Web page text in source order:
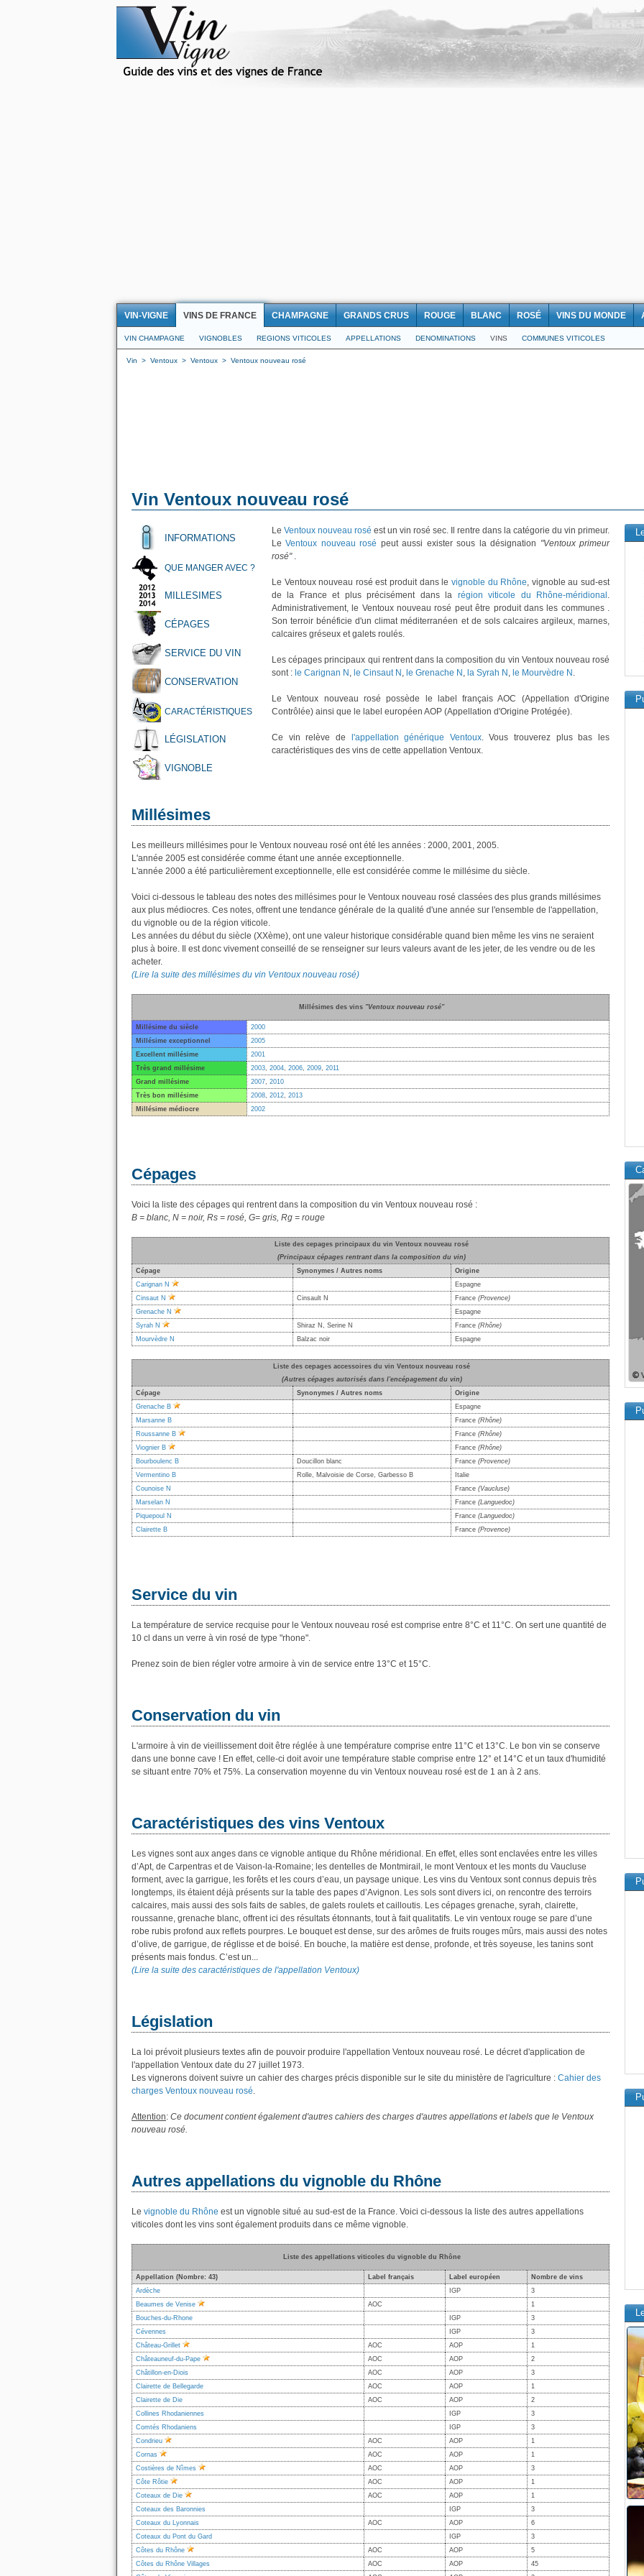
VIN-VIGNE VINS DE FRANCE CHAMPAGNE GRANDS CRUS ROUGE BLANC ROSÉ VINS DU MONDE
VIN CHAMPAGNE VIGNOBLES REGIONS VITICOLES APPELLATIONS DENOMINATIONS VINS COMMUNES VITICOLES
Vin > Ventoux > Ventoux > Ventoux nouveau rosé
Vin Ventoux nouveau rosé
INFORMATIONS
QUE MANGER AVEC ?
MILLESIMES
CÉPAGES
SERVICE DU VIN
CONSERVATION
CARACTÉRISTIQUES
LÉGISLATION
VIGNOBLE
Le Ventoux nouveau rosé est un vin rosé sec. Il rentre dans la catégorie du vin primeur.
LeVentoux nouveau rosé peut aussi exister sous la désignation "Ventoux primeur
rosé".
Le Ventoux nouveau rosé est produit dans le vignoble du Rhône, vignoble au sud-est
de la France et plus précisément dans la région viticole du Rhône-méridional .
Administrativement, le Ventoux nouveau rosé peut être produit dans les communes .
Son terroir bénéficie d'un climat méditerranéen et de sols calcaires argileux, marnes,
calcaires gréseux et galets roulés.
Les cépages principaux qui rentrent dans la composition du vin Ventoux nouveau rosé
sont : le Carignan N , le Cinsaut N , le Grenache N , la Syrah N , le Mourvèdre N .
Le Ventoux nouveau rosé possède le label français AOC (Appellation d'Origine
Contrôlée) ainsi que le label européen AOP (Appellation d'Origine Protégée).
Ce vin relève de l'appellation générique Ventoux. Vous trouverez plus bas les
caractéristiques des vins de cette appellation Ventoux.
Millésimes
Les meilleurs millésimes pour le Ventoux nouveau rosé ont été les années : 2000, 2001, 2005.
L'année 2005 est considérée comme étant une année exceptionnelle.
L'année 2000 a été particulièrement exceptionnelle, elle est considérée comme le millésime du siècle.
Voici ci-dessous le tableau des notes des millésimes pour le Ventoux nouveau rosé classées des plus grands millésimes
aux plus médiocres. Ces notes, offrent une tendance générale de la qualité d'une année sur l'ensemble de l'appellation,
du vignoble ou de la région viticole.
Les années du début du siècle (XXème), ont une valeur historique considérable quand bien même les vins ne seraient
plus à boire. Il est donc vivement conseillé de se renseigner sur leurs valeurs avant de les jeter, de les vendre ou de les
acheter.
(Lire la suite des millésimes du vin Ventoux nouveau rosé)
Millésimes des vins "Ventoux nouveau rosé"
Millésime du siècle
2000
Millésime exceptionnel
2005
Excellent millésime
2001
Très grand millésime
2003, 2004, 2006, 2009, 2011
Grand millésime
2007, 2010
Très bon millésime
2008, 2012, 2013
Millésime médiocre
2002
Cépages
Voici la liste des cépages qui rentrent dans la composition du vin Ventoux nouveau rosé :
B = blanc, N = noir, Rs = rosé, G= gris, Rg = rouge
Liste des cepages principaux du vin Ventoux nouveau rosé
(Principaux cépages rentrant dans la composition du vin)
Cépage
Synonymes / Autres noms
Origine
Carignan N
Espagne
Cinsaut N
Cinsault N France (Provence)
Grenache N
Espagne
Syrah N
Shiraz N, Serine N France (Rhône)
Mourvèdre N
Balzac noir Espagne
Liste des cepages accessoires du vin Ventoux nouveau rosé
(Autres cépages autorisés dans l'encépagement du vin)
Cépage
Synonymes / Autres noms
Origine
Grenache B
Espagne
Marsanne B
France (Rhône)
Roussanne B
France (Rhône)
Viognier B
France (Rhône)
Bourboulenc B
Doucillon blanc France (Provence)
Vermentino B
Rolle, Malvoisie de Corse, Garbesso B
Italie
Counoise N
France (Vaucluse)
Marselan N
France (Languedoc)
Piquepoul N
France (Languedoc)
Clairette B
France (Provence)
Service du vin
La température de service recquise pour le Ventoux nouveau rosé est comprise entre 8°C et 11°C. On sert une quantité de
10 cl dans un verre à vin rosé de type "rhone".
Prenez soin de bien régler votre armoire à vin de service entre 13°C et 15°C.
Conservation du vin
L'armoire à vin de vieillissement doit être réglée à une température comprise entre 11°C et 13°C. Le bon vin se conserve
dans une bonne cave ! En effet, celle-ci doit avoir une température stable comprise entre 12° et 14°C et un taux d'humidité
se situant entre 70% et 75%. La conservation moyenne du vin Ventoux nouveau rosé est de 1 an à 2 ans.
Caractéristiques des vins Ventoux
Les vignes sont aux anges dans ce vignoble antique du Rhône méridional. En effet, elles sont enclavées entre les villes
d’Apt, de Carpentras et de Vaison-la-Romaine; les dentelles de Montmirail, le mont Ventoux et les monts du Vaucluse
forment, avec la garrigue, les forêts et les cours d’eau, un paysage unique. Les vins du Ventoux sont connus depuis très
longtemps, ils étaient déjà présents sur la table des papes d’Avignon. Les sols sont divers ici, on rencontre des terroirs
calcaires, mais aussi des sols faits de sables, de galets roulets et cailloutis. Les cépages grenache, syrah, clairette,
roussanne, grenache blanc, offrent ici des résultats étonnants, tout à fait qualitatifs. Le vin ventoux rouge se pare d’une
robe rubis profond aux reflets pourpres. Le bouquet est dense, sur des arômes de fruits rouges mûrs, mais aussi des notes
d’olive, de garrigue, de réglisse et de boisé. En bouche, la matière est dense, profonde, et très soyeuse, les tanins sont
présents mais fondus. C’est un...
(Lire la suite des caractéristiques de l'appellation Ventoux)
Législation
La loi prévoit plusieurs textes afin de pouvoir produire l'appellation Ventoux nouveau rosé. Le décret d'application de
l'appellation Ventoux date du 27 juillet 1973.
Les vignerons doivent suivre un cahier des charges précis disponible sur le site du ministère de l'agriculture : Cahier des
charges Ventoux nouveau rosé.
Attention: Ce document contient également d'autres cahiers des charges d'autres appellations et labels que le Ventoux
nouveau rosé.
Autres appellations du vignoble du Rhône
Le vignoble du Rhône est un vignoble situé au sud-est de la France. Voici ci-dessous la liste des autres appellations
viticoles dont les vins sont également produits dans ce même vignoble.
Liste des appellations viticoles du vignoble du Rhône
Appellation (Nombre: 43) Label français Label européen
Nombre de vins
Ardèche
IGP
3
Beaumes de Venise
AOC
1
Bouches-du-Rhone
IGP
3
Cévennes
IGP
3
Château-Grillet
AOC AOP
1
Châteauneuf-du-Pape
AOC AOP
2
Châtillon-en-Diois
AOC AOP
3
Clairette de Bellegarde
AOC AOP
1
Clairette de Die
AOC AOP
2
Collines Rhodaniennes
IGP
3
Comtés Rhodaniens
IGP
3
Condrieu
AOC AOP
1
Cornas
AOC AOP
1
Costières de Nîmes
AOC AOP
3
Côte Rôtie
AOC AOP
1
Coteaux de Die
AOC AOP
1
Coteaux des Baronnies
IGP
3
Coteaux du Lyonnais
AOC AOP
6
Coteaux du Pont du Gard
IGP
3
Côtes du Rhône
AOC AOP
5
Côtes du Rhône Villages
AOC AOP
45